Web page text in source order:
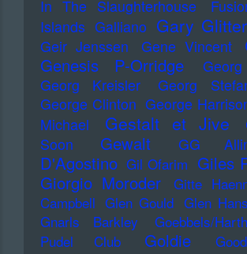
In The Slaughterhouse
Islands Galliano Gary Glitter
Geir Jenssen Gene Vincent
Genesis P-Orridge
Georg Kreisler
Georg
George Clinton George
Michael
Gestalt et Jive
Soon
Gewalt GG
D'Agostino Gil Ofarim Giles
Giorgio Moroder
Gitte
Campbell Glen Gould Glen
Gnarls Barkley
Goebbels/Harth
Pudel Club
Goldie